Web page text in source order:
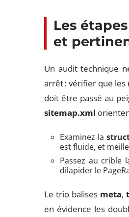
Les
et
Un audit technique
arrêt : vérifier que les
doit être passé au
sitemap.xml
Examinez la
est fluide, et
Passez au crible
dilapider le
Le trio balises meta,
en évidence les